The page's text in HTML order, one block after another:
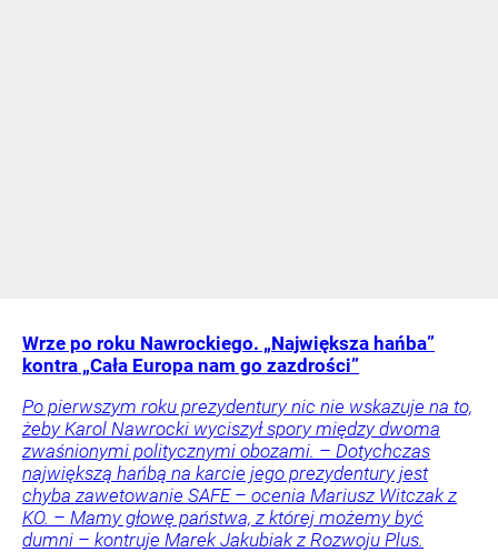
Wrze po roku Nawrockiego. „Największa hańba”
kontra „Cała Europa nam go zazdrości”
Po pierwszym roku prezydentury nic nie wskazuje na to,
żeby Karol Nawrocki wyciszył spory między dwoma
zwaśnionymi politycznymi obozami. – Dotychczas
największą hańbą na karcie jego prezydentury jest
chyba zawetowanie SAFE – ocenia Mariusz Witczak z
KO. – Mamy głowę państwa, z której możemy być
dumni – kontruje Marek Jakubiak z Rozwoju Plus.